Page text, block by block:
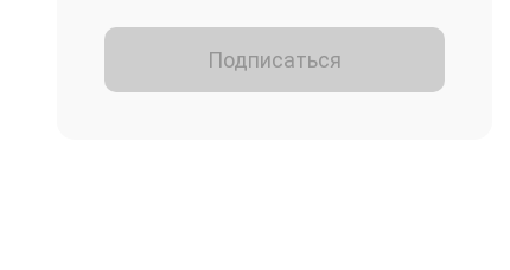
Подписаться